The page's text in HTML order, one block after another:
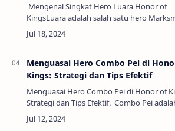
Mengenal Singkat Hero Luara Honor of
KingsLuara adalah salah satu hero
Honor of Kings yang sangat diminati oleh
pemain pro. Kemampuan serangannya
Menguasai Hero Combo Pei di
Kings: Strategi dan Tips Efektif
Menguasai Hero Combo Pei di Honor of
Strategi dan Tips Efektif. Combo Pei
yang sering dianggap sulit dipelajari di
Kings tetapi memberikan im…